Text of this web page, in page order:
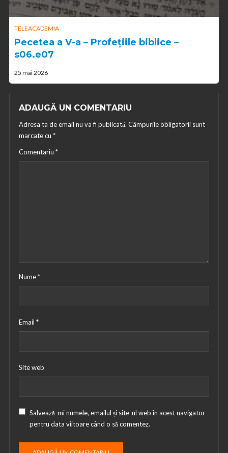
TELEACADEMIA
Pecetea a V-a – Profețiile biblice –
s06.e07
25 mai 2026
ADAUGĂ UN COMENTARIU
Adresa ta de email nu va fi publicată. Câmpurile obligatorii sunt
marcate cu *
Comentariu *
Nume*
Email *
Site web
Salvează-mi numele, emailul și site-ul web în acest navigator
pentru data viitoare când o să comentez.